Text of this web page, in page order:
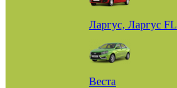
Ларгус, Ларгус FL
Веста